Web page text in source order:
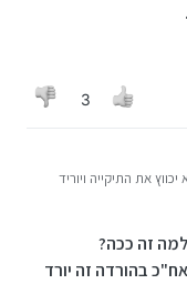
3
את התיקייה ויוריד
אנדרואיד, אין דרך, רק
ולהוריד כמו במחשב.
למה זה ככה?
בהורדה זה יורד